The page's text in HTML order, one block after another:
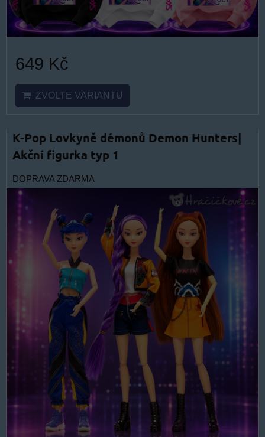
649 Kč
ZVOLTE VARIANTU
K-Pop Lovkyně démonů Demon Hunters|
Akční figurka typ 1
DOPRAVA ZDARMA